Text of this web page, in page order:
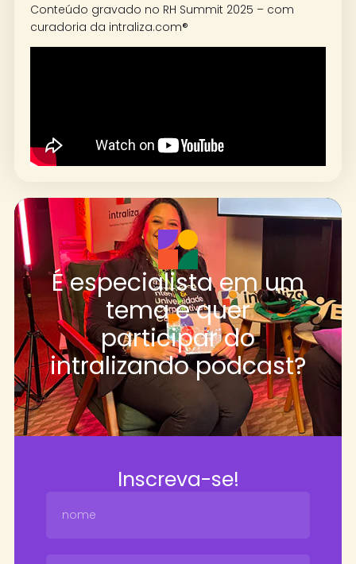
Conteúdo gravado no RH Summit 2025 – com
curadoria da intraliza.com®
É especialista em um
tema e quer
participar do
intralizando podcast?
Inscreva-se!